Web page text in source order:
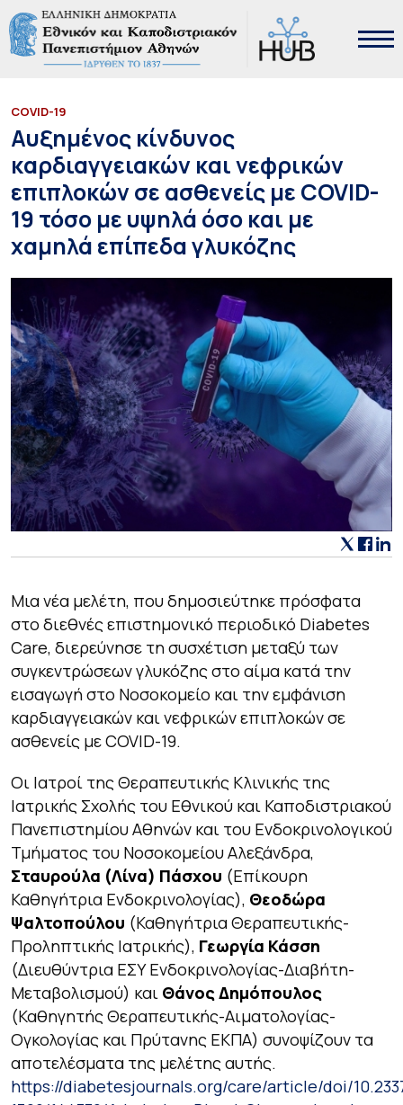
COVID-19
Αυξημένος κίνδυνος
καρδιαγγειακών και νεφρικών
επιπλοκών σε ασθενείς με COVID-
19 τόσο με υψηλά όσο και με
χαμηλά επίπεδα γλυκόζης
Μια νέα μελέτη, που δημοσιεύτηκε πρόσφατα
στο διεθνές επιστημονικό περιοδικό Diabetes
Care, διερεύνησε τη συσχέτιση μεταξύ των
συγκεντρώσεων γλυκόζης στο αίμα κατά την
εισαγωγή στο Νοσοκομείο και την εμφάνιση
καρδιαγγειακών και νεφρικών επιπλοκών σε
ασθενείς με COVID-19.
Οι Ιατροί της Θεραπευτικής Κλινικής της
Ιατρικής Σχολής του Εθνικού και Καποδιστριακού
Πανεπιστημίου Αθηνών και του Ενδοκρινολογικού
Τμήματος του Νοσοκομείου Αλεξάνδρα,
Σταυρούλα (Λίνα) Πάσχου (Επίκουρη
Καθηγήτρια Ενδοκρινολογίας), Θεοδώρα
Ψαλτοπούλου (Καθηγήτρια Θεραπευτικής-
Προληπτικής Ιατρικής), Γεωργία Κάσση
(Διευθύντρια ΕΣΥ Ενδοκρινολογίας-Διαβήτη-
Μεταβολισμού) και Θάνος Δημόπουλος
(Καθηγητής Θεραπευτικής-Αιματολογίας-
Ογκολογίας και Πρύτανης ΕΚΠΑ) συνοψίζουν τα
αποτελέσματα της μελέτης αυτής.
https://diabetesjournals.org/care/article/doi/